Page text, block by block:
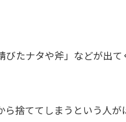
たナタや斧」などが出て
捨ててしまうという人が